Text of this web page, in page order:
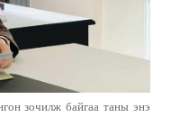
зочилж байгаа таны энэ